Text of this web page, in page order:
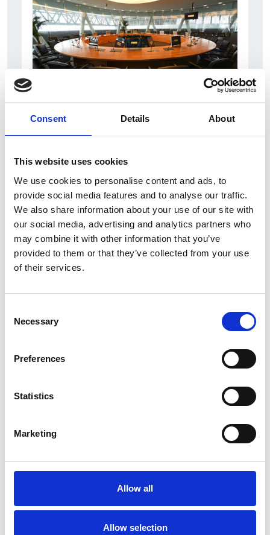
Consent Details About
This website uses cookies
We use cookies to personalise content and ads, to
provide social media features and to analyse our traffic.
We also share information about your use of our site with
our social media, advertising and analytics partners who
may combine it with other information that you’ve
provided to them or that they’ve collected from your use
of their services.
Selection
Necessary
Preferences
Statistics
Marketing
Allow all
Allow selection
Italia
due percento
Overview Economica
Repubblica Ceca